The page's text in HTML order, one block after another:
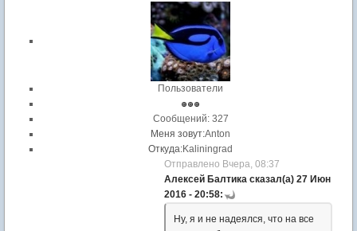
Пользователи
Cообщений: 327
Меня зовут:Anton
Откуда:Kaliningrad
Отправлено Вчера, 08:37
Алексей Балтика сказал(а) 27 Июн
2016 - 20:58:
Ну, я и не надеялся, что на все